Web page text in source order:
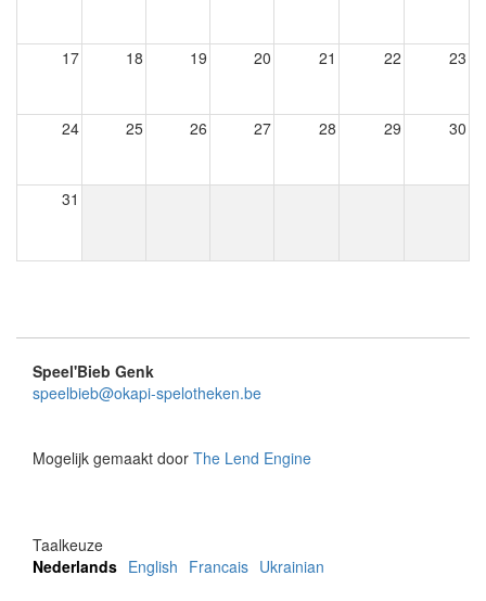
17 18 19 20 21 22 23
24 25 26 27 28 29 30
31
Speel'Bieb Genk
speelbieb@okapi-spelotheken.be
Mogelijk gemaakt door The Lend Engine
Taalkeuze
Nederlands English Francais Ukrainian